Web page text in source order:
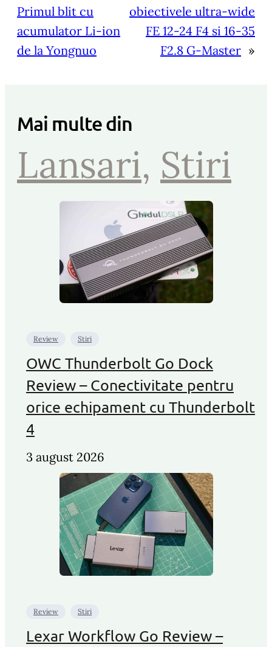
Primul blit cu
acumulator Li-ion
de la Yongnuo
obiectivele ultra-wide
FE 12-24 F4 si 16-35
F2.8 G-Master »
Mai multe din
Lansari, Stiri
Review Stiri
OWC Thunderbolt Go Dock
Review – Conectivitate pentru
orice echipament cu Thunderbolt
4
3 august 2026
Review Stiri
Lexar Workflow Go Review –